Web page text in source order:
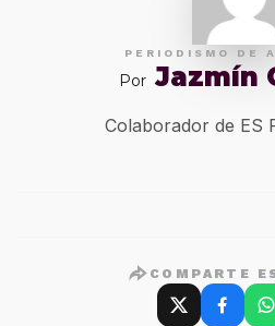
PERIODISMO DE
Por Jazmín
Colaborador de ES
COMPARTE